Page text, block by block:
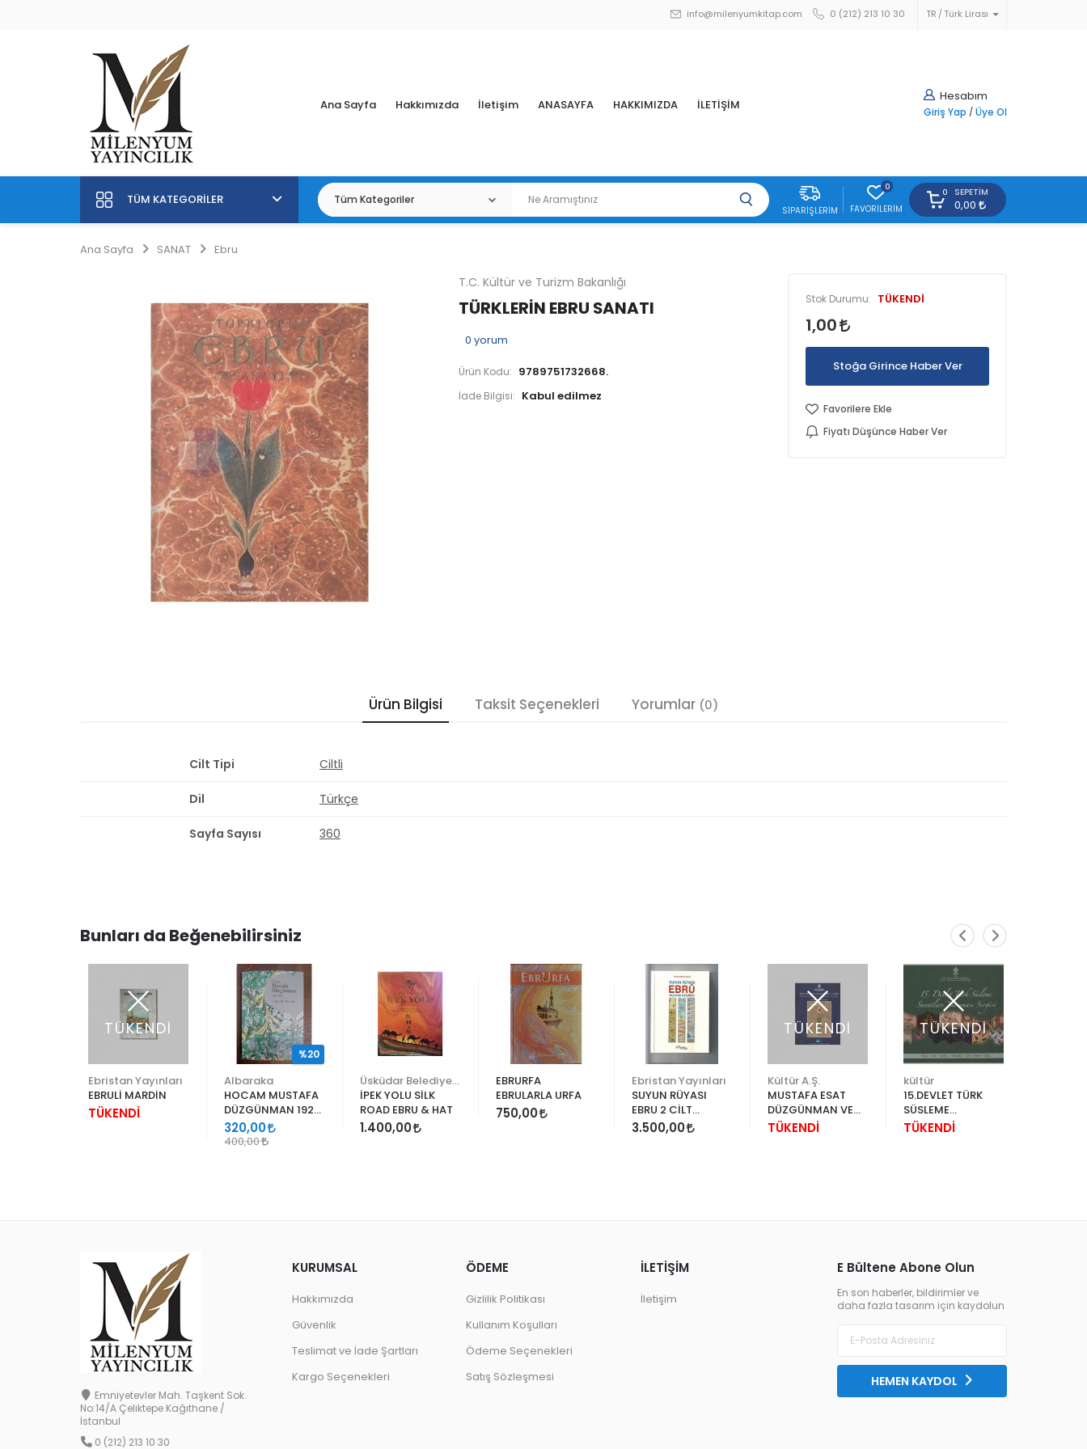
TR Türk Lirası
info@milenyumkitap.com 0 (212) 213 10 30
Hesabım
Giriş Yap / Üye Ol
Ana Sayfa Hakkımızda İletişim ANASAYFA HAKKIMIZDA İLETİŞİM
TÜM KATEGORILER
SIPARIŞLERIM
0
FAVORILERIM
0 SEPETIM
0,00
Ana Sayfa SANAT Ebru
T.C. Kültür ve Turizm Bakanlığı
TÜRKLERİN EBRU SANATI
0 yorum
Ürün Kodu: 9789751732668.
İade Bilgisi:
Stok Durumu: TÜKENDİ
1,00
Stoğa Girince Haber Ver
Favorilere Ekle
Fiyatı Düşünce Haber Ver
Ürün Bilgisi Taksit Seçenekleri Yorumlar (0)
Cilt Tipi Ciltli
Dil Türkçe
Sayfa Sayısı 360
Bunları da Beğenebilirsiniz
TÜKENDİ
Ebristan Yayınları
EBRULİ MARDİN
TÜKENDİ
Albaraka
HOCAM MUSTAFA
DÜZGÜNMAN 1920
- 1990
320,00
400,00
%20
İPEK YOLU SİLK
ROAD EBRU & HAT
1.400,00
EBRURFA
EBRULARLA URFA
750,00
Ebristan Yayınları
SUYUN RÜYASI
EBRU 2 CİLT
YAŞAYAN GELENEK
3.500,00
TÜKENDİ
Kültür A.Ş.
MUSTAFA ESAT
DÜZGÜNMAN VE
EBRÛ
TÜKENDİ
TÜKENDİ
kültür
15.DEVLET TÜRK
SÜSLEME
SANATLARI
TÜKENDİ
Emniyetevler Mah. Taşkent Sok.
No:14/A Çeliktepe Kağıthane /
İstanbul
0 (212) 213 10 30
E Bültene Abone Olun
En son haberler, bildirimler ve
daha fazla tasarım için kaydolun
HEMEN KAYDOL
KURUMSAL
Hakkımızda
Güvenlik
Teslimat ve İade Şartları
Kargo Seçenekleri
ÖDEME
Gizlilik Politikası
Kullanım Koşulları
Ödeme Seçenekleri
Satış Sözleşmesi
İLETİŞİM
İletişim